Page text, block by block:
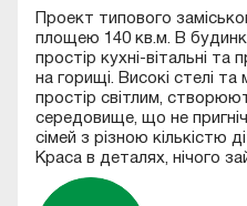
Проект типового
площею 140 кв.м. В
простір кухні-вітальні та
на горищі. Високі стелі та
простір світлим,
середовище, що не
сімей з різною кількістю
Краса в деталях, нічого